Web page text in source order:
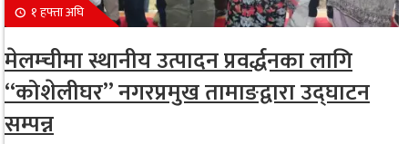
१ हफ्ता अघि
मेलम्चीमा स्थानीय उत्पादन प्रवर्द्धनका लागि
“कोशेलीघर” नगरप्रमुख तामाङद्वारा उद्घाटन
सम्पन्न